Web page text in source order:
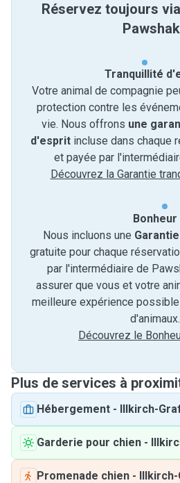
Réservez toujours
Tranquillité
Votre animal de compagnie
protection contre les
vie. Nous offrons une
d'esprit incluse dans chaque
et payée par
Découvrez la Garantie
Bonheur
Nous incluons une
gratuite pour chaque
par l'intermédiaire de
assurer que vous et votre
meilleure expérience
d'animaux.
Découvrez le
Plus de services à
Hébergement - Illkirch-
Garderie pour chien -
Promenade chien -